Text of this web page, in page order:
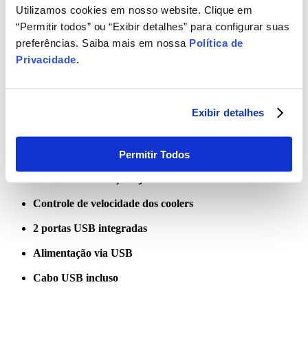
Utilizamos cookies em nosso website. Clique em
“Permitir todos” ou “Exibir detalhes” para configurar suas
preferências. Saiba mais em nossa Política de
Privacidade
Exibir detalhes
Permitir Todos
Diferenciais do Produto:
Iluminação LED verde gamer
Controle de velocidade dos coolers
2 portas USB integradas
Alimentação via USB
Cabo USB incluso